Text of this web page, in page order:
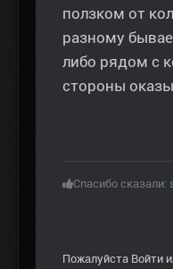
ползком от
разному
либо рядом с
стороны
Спасибо сказали:
Пожалуйста Войти